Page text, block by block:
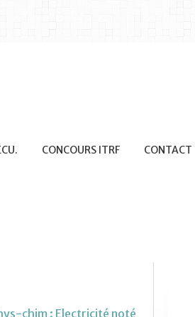
CONCOURS ITRF CONTACT
chim : Electricité noté